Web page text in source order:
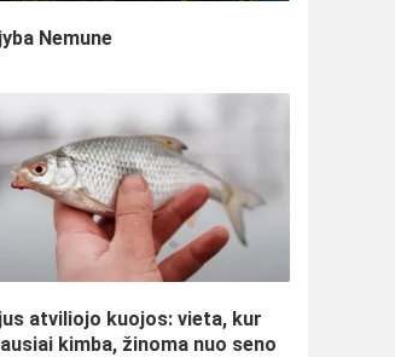
Nemune
atviliojo kuojos: vieta, kur
kimba, žinoma nuo seno